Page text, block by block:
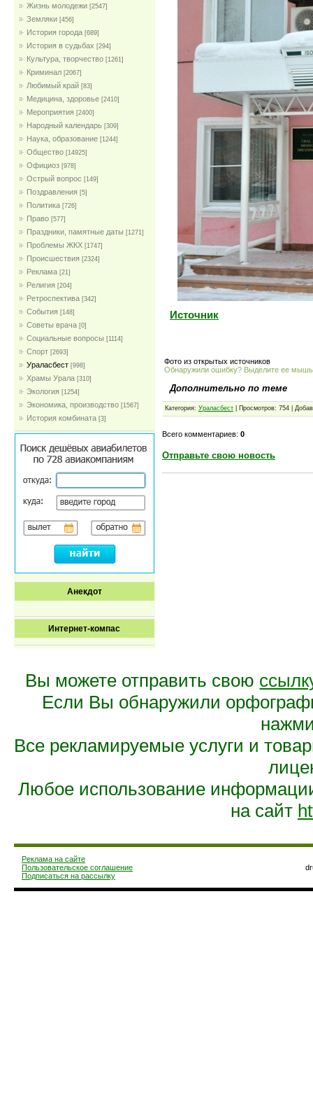
Жизнь молодежи [2547]
Земляки [456]
История города [689]
История в судьбах [294]
Культура, творчество [1261]
Криминал [2067]
Любимый край [83]
Медицина, здоровье [2410]
Мероприятия [2400]
Народный календарь [309]
Наука, образование [1244]
Общество [14925]
Официоз [978]
Острый вопрос [149]
Поздравления [5]
Политика [726]
Право [577]
Праздники, памятные даты [1271]
Проблемы ЖКХ [1747]
Проиcшествия [2324]
Реклама [21]
Религия [204]
Ретроспектива [342]
События [148]
Советы врача [0]
Социальные вопросы [1114]
Спорт [2693]
Ураласбест [998]
Храмы Урала [310]
Экология [1254]
Экономика, производство [1567]
История комбината [3]
Анекдот
Интернет-компас
Источник
Фото из открытых источников
Обнаружили ошибку? Выделите ее
Дополнительно по теме
Категория: Ураласбест | Просмотров: 754 |
Всего комментариев: 0
Отправьте свою новость
Вы можете отправить свою
Если Вы обнаружили
Все рекламируемые услуги и
Любое использование
на сайт
Реклама на сайте
Пользовательское соглашение
Подписаться на рассылку